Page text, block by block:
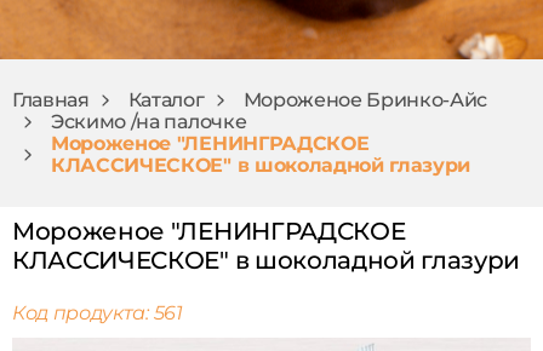
Главная Каталог
Мороженое Бринко-Айс
Эскимо /на палочке
Мороженое "ЛЕНИНГРАДСКОЕ
КЛАССИЧЕСКОЕ" в шоколадной глазури
Мороженое "ЛЕНИНГРАДСКОЕ
КЛАССИЧЕСКОЕ" в шоколадной глазури
Код продукта: 561